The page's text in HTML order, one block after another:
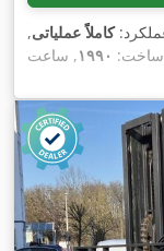
کاملاً عملیاتی,
۱۹۹۰, ساعت